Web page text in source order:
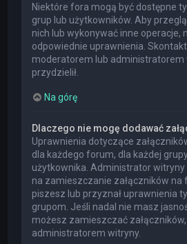
Niektóre fora mogą być dostępne
grup lub użytkowników. Aby
nich lub wykonywać inne operacje,
odpowiednie uprawnienia.
moderatorem lub administratorem
przydzielił.
Na górę
Dlaczego nie mogę dodawać
Uprawnienia dotyczące
dla każdego forum, dla każdej
użytkownika. Administrator witryny
na zamieszczanie załączników na
piszesz lub przyznał uprawnienia
grupom. Jeśli nadal nie masz
możesz zamieszczać
administratorem witryny.